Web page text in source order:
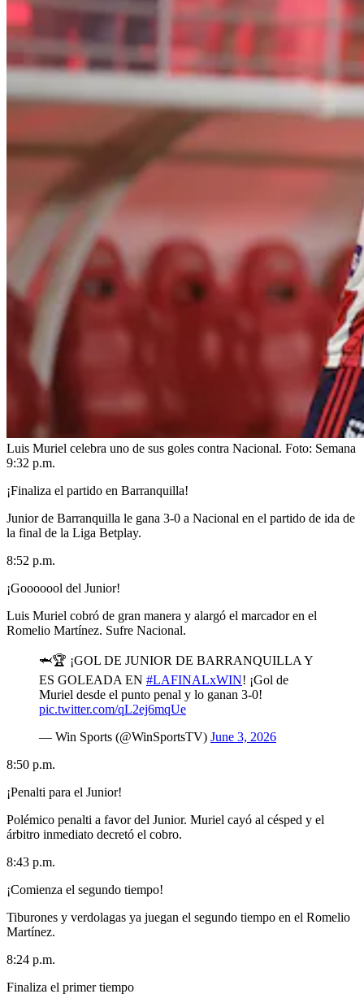
Luis Muriel celebra uno de sus goles contra Nacional. Foto: Semana
9:32 p.m.
¡Finaliza el partido en Barranquilla!
Junior de Barranquilla le gana 3-0 a Nacional en el partido de ida de
la final de la Liga Betplay.
8:52 p.m.
¡Gooooool del Junior!
Luis Muriel cobró de gran manera y alargó el marcador en el
Romelio Martínez. Sufre Nacional.
🦈🏆 ¡GOL DE JUNIOR DE BARRANQUILLA Y
ES GOLEADA EN #LAFINALxWIN! ¡Gol de
Muriel desde el punto penal y lo ganan 3-0!
pic.twitter.com/qL2ej6mqUe
— Win Sports (@WinSportsTV) June 3, 2026
8:50 p.m.
¡Penalti para el Junior!
Polémico penalti a favor del Junior. Muriel cayó al césped y el
árbitro inmediato decretó el cobro.
8:43 p.m.
¡Comienza el segundo tiempo!
Tiburones y verdolagas ya juegan el segundo tiempo en el Romelio
Martínez.
8:24 p.m.
Finaliza el primer tiempo